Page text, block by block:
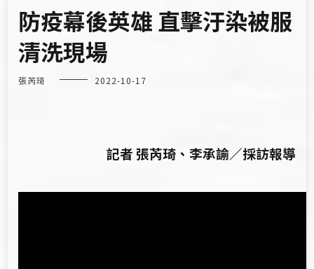
防疫幕後英雄 直擊汙染被服
清洗現場
張芮琦 2022-10-17
記者 張芮琦、李承諭／採訪報導